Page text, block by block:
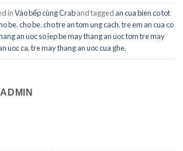
inVào bếp cùng Craband tagged an cua bien co tot
be,cho be,cho tre an tom ung cach,tre em an cua co
an uoc so iep be may thang an uoc tom tre may
uoc ca,tre may thang an uoc cua ghe.
ADMIN